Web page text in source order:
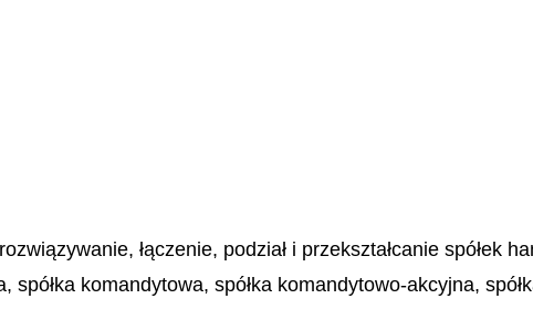
łączenie, podział i przekształcanie spółek
spółka komandytowa, spółka komandytowo-akcyjna,